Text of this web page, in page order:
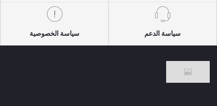
سياسة الدعم سياسة الخصوصية